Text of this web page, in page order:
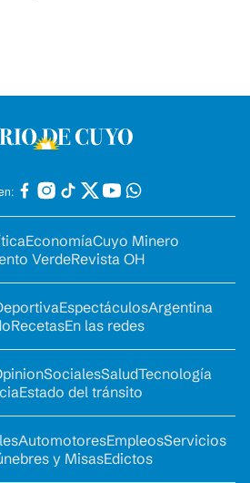
EconomíaCuyo Minero
VerdeRevista OH
EspectáculosArgentina
RecetasEn las redes
SocialesSaludTecnología
Estado del tránsito
AutomotoresEmpleosServicios
y MisasEdictos